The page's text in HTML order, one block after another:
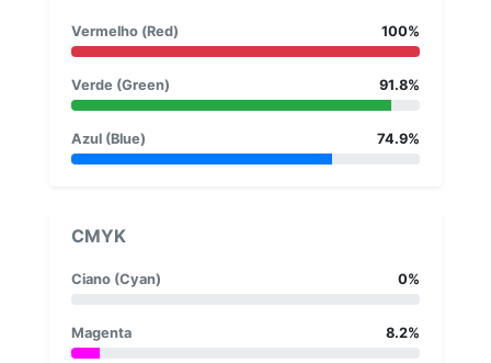
Vermelho (Red) 100%
Verde (Green) 91.8%
Azul (Blue) 74.9%
CMYK
Ciano (Cyan) 0%
Magenta 8.2%